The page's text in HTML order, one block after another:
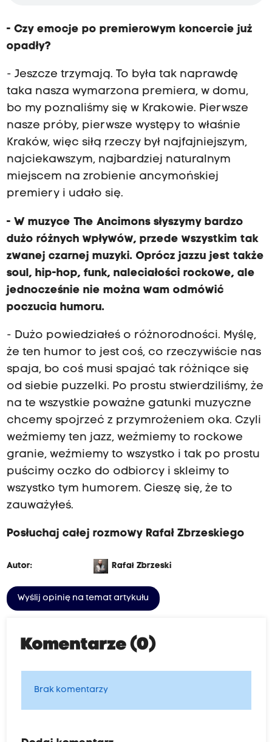
- Czy emocje po premierowym koncercie już
opadły?
- Jeszcze trzymają. To była tak naprawdę
taka nasza wymarzona premiera, w domu,
bo my poznaliśmy się w Krakowie. Pierwsze
nasze próby, pierwsze występy to właśnie
Kraków, więc siłą rzeczy był najfajniejszym,
najciekawszym, najbardziej naturalnym
miejscem na zrobienie ancymońskiej
premiery i udało się.
- W muzyce The Ancimons słyszymy bardzo
dużo różnych wpływów, przede wszystkim tak
zwanej czarnej muzyki. Oprócz jazzu jest także
soul, hip-hop, funk, naleciałości rockowe, ale
jednocześnie nie można wam odmówić
poczucia humoru.
- Dużo powiedziałeś o różnorodności. Myślę,
że ten humor to jest coś, co rzeczywiście nas
spaja, bo coś musi spajać tak różniące się
od siebie puzzelki. Po prostu stwierdziliśmy, że
na te wszystkie poważne gatunki muzyczne
chcemy spojrzeć z przymrożeniem oka. Czyli
weźmiemy ten jazz, weźmiemy to rockowe
granie, weźmiemy to wszystko i tak po prostu
puścimy oczko do odbiorcy i skleimy to
wszystko tym humorem. Cieszę się, że to
zauważyłeś.
Posłuchaj całej rozmowy Rafał Zbrzeskiego
Autor: Rafał Zbrzeski
Wyślij opinię na temat artykułu
Komentarze (0)
Brak komentarzy